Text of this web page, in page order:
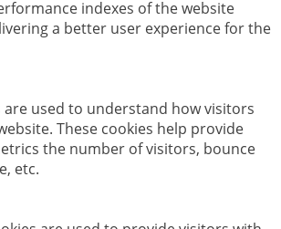
indexes of the website
a better user experience for the
are used to understand how visitors
These cookies help provide
the number of visitors, bounce
etc.